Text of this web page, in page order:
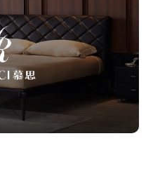
联的健康关护，帮助人
联的健康关护，帮助人